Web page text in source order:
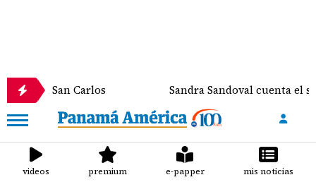
San Carlos Sandra Sandoval cuenta el susto
videos premium e-papper mis noticias